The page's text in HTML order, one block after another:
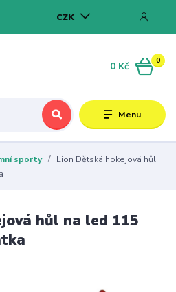
Menu
CZK
0
0 Kč
sporty
Lion Dětská hokejová hůl
hůl na led 115